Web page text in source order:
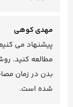
مهدی کوهی
پیشنهاد می
مطالعه کنید.
بدن در زمان
شده است.